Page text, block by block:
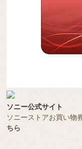
ソニー公式サイト
ソニーストアお買い物
ちら